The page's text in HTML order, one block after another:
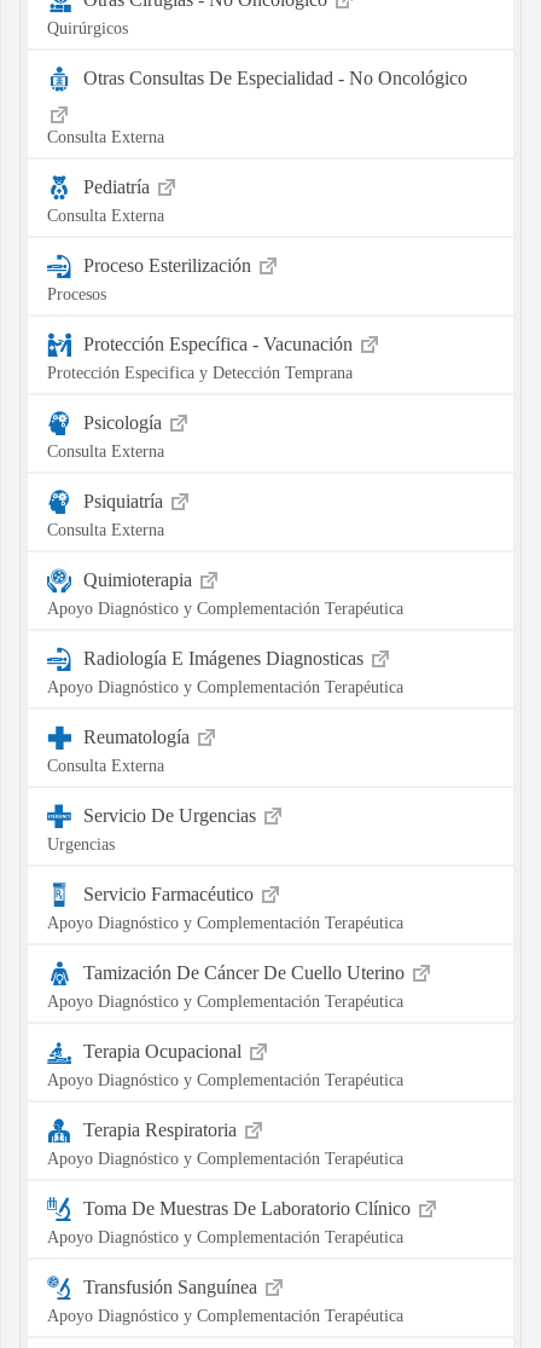
Quirúrgicos
Otras Consultas De Especialidad - No Oncológico
Consulta Externa
Pediatría
Consulta Externa
Proceso Esterilización
Procesos
Protección Específica - Vacunación
Protección Especifica y Detección Temprana
Psicología
Consulta Externa
Psiquiatría
Consulta Externa
Quimioterapia
Apoyo Diagnóstico y Complementación Terapéutica
Radiología E Imágenes Diagnosticas
Apoyo Diagnóstico y Complementación Terapéutica
Reumatología
Consulta Externa
Servicio De Urgencias
Urgencias
Servicio Farmacéutico
Apoyo Diagnóstico y Complementación Terapéutica
Tamización De Cáncer De Cuello Uterino
Apoyo Diagnóstico y Complementación Terapéutica
Terapia Ocupacional
Apoyo Diagnóstico y Complementación Terapéutica
Terapia Respiratoria
Apoyo Diagnóstico y Complementación Terapéutica
Toma De Muestras De Laboratorio Clínico
Apoyo Diagnóstico y Complementación Terapéutica
Transfusión Sanguínea
Apoyo Diagnóstico y Complementación Terapéutica